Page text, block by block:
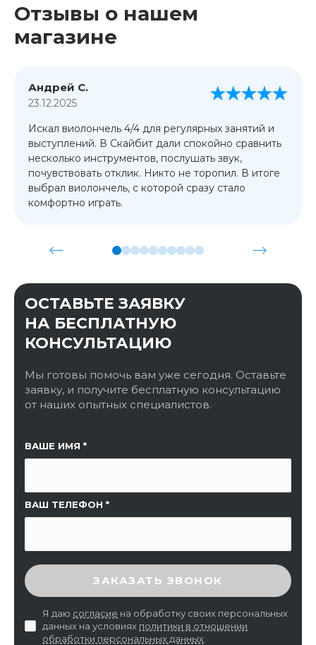
Отзывы о нашем
магазине
Андрей С.
23.12.2025
Искал виолончель 4/4 для регулярных занятий и
выступлений. В Скайбит дали спокойно сравнить
несколько инструментов, послушать звук,
почувствовать отклик. Никто не торопил. В итоге
выбрал виолончель, с которой сразу стало
комфортно играть.
ОСТАВЬТЕ ЗАЯВКУ
НА БЕСПЛАТНУЮ
КОНСУЛЬТАЦИЮ
Мы готовы помочь вам уже сегодня. Оставьте
заявку, и получите бесплатную консультацию
от наших опытных специалистов.
ВАШЕ ИМЯ
ВАШ ТЕЛЕФОН
ССЫЛКА НА СТРАНИЦУ
ВВЕДИТЕ ПРОВЕРОЧНЫЙ КОД
ЗАКАЗАТЬ ЗВОНОК
Я даю согласие на обработку своих персональных
данных на условиях политики в отношении
обработки персональных данных